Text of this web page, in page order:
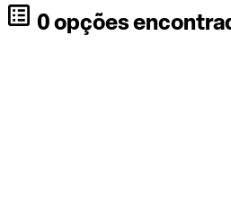
0 opções